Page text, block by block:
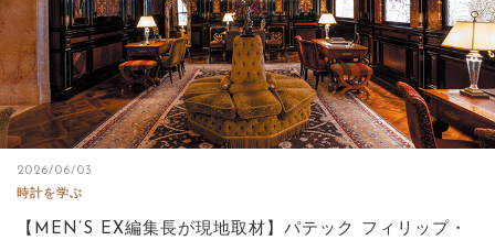
2026/06/03
時計を学ぶ
【MEN’S EX編集長が現地取材】パテック フィリップ・